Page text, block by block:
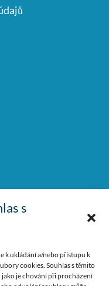
s
k ukládání a/nebo přístupu k
cookies. Souhlas s těmito
je chování při procházení